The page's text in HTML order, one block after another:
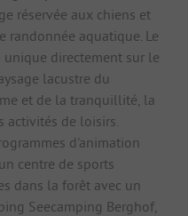
réservée aux chiens et
randonnée aquatique. Le
directement sur le
lacustre du
et de la tranquillité, la
activités de loisirs.
d'animation
centre de sports
dans la forêt avec un
Seecamping Berghof,